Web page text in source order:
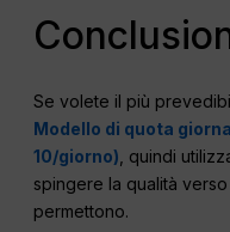
Se volete il più
Modello di quota
10/giorno) , quindi
spingere la qualità
permettono.